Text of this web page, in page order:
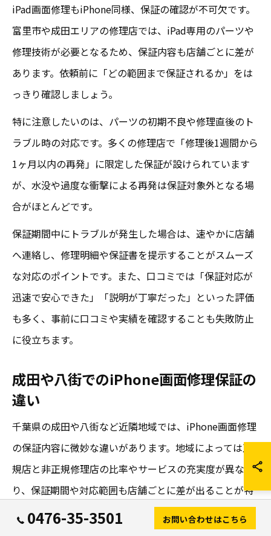
iPad画面修理もiPhone同様、保証の確認が不可欠です。
富里市や成田エリアの修理店では、iPad専用のパーツや
修理技術が必要となるため、保証内容も店舗ごとに差が
あります。依頼前に「どの範囲まで保証されるか」をは
っきり確認しましょう。
特に注意したいのは、パーツの初期不良や修理直後のト
ラブル時の対応です。多くの修理店で「修理後1週間から
1ヶ月以内の再発」に限定した保証が設けられています
が、水没や過度な衝撃による再発は保証対象外となる場
合がほとんどです。
保証期間中にトラブルが発生した場合は、速やかに店舗
へ連絡し、修理明細や保証書を提示することがスムーズ
な対応のポイントです。また、口コミでは「保証対応が
迅速で安心できた」「説明が丁寧だった」といった評価
も多く、事前に口コミや実績を確認することも失敗防止
に役立ちます。
成田や八街でのiPhone画面修理保証の
違い
千葉県の成田や八街など近隣地域では、iPhone画面修理
の保証内容に微妙な違いがあります。地域によっては正
規店と非正規修理店の比率やサービスの充実度が異な
り、保証期間や対応範囲も店舗ごとに差が出ることが特
徴です。
0476-35-3501 お問い合わせはこちら